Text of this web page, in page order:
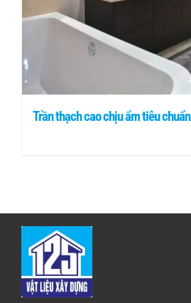
Trần thạch cao chịu ẩm tiêu chuẩn